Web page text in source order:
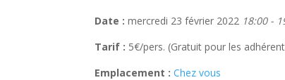
Date : mercredi 23 février 2022 18:00 -
Tarif : 5€/pers. (Gratuit pour les
Emplacement : Chez vous